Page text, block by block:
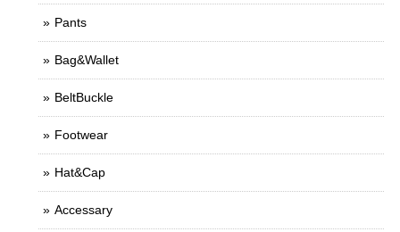
Pants
Bag&Wallet
BeltBuckle
Footwear
Hat&Cap
Accessary